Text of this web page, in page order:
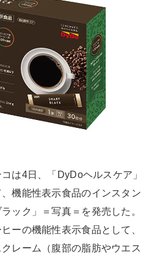
は4日、「DyDoヘルスケア」
機能性表示食品のインスタン
ック」＝写真＝を発売した。
ーの機能性表示食品として、
レーム（腹部の脂肪やウエス